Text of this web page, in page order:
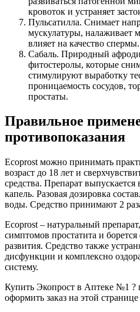
кровоток и устраняет
Пульсатилла. Снимает
мускулатуры, налаживает
влияет на качество спермы.
Сабаль. Природный
фитостеролы, которые
стимулируют выработку
проницаемость сосудов,
простаты.
Правильное
противопоказания
Ecoprost можно принимать
возраст до 18 лет и
средства. Препарат
капель. Разовая дозировка
воды. Средство принимают 2
Ecoprost – натуральный
симптомов простатита и
развития. Средство также
дисфункции и комплексно
систему.
Купить Экопрост в Аптеке №1 ?
оформить заказ на этой